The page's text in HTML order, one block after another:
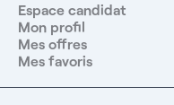
Espace candidat
Mon profil
Mes offres
Mes favoris